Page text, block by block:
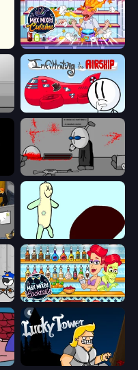
Max Mixed Cuisine
Infiltrating the Airship
Madness Deathwish
Doodieman Voodoo
Max Mixed Cocktails
Lucky Tower